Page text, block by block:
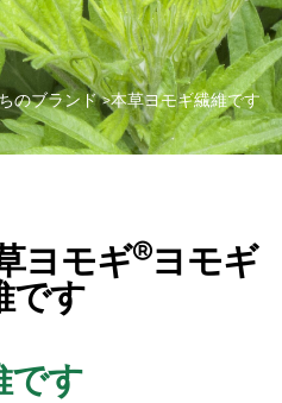
のブランド >本草ヨモギ繊維です
ヨモギ®ヨモギ
です
です